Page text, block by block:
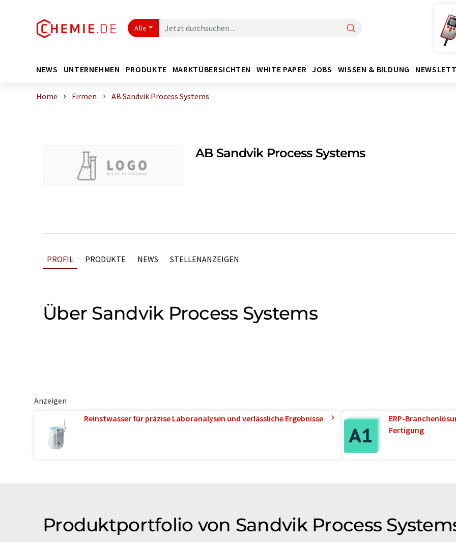
Alle
NEWS UNTERNEHMEN PRODUKTE MARKTÜBERSICHTEN WHITE PAPER JOBS WISSEN & BILDUNG
Home Firmen AB Sandvik Process Systems
AB Sandvik Process Systems
PROFIL PRODUKTE NEWS STELLENANZEIGEN
Über Sandvik Process Systems
Anzeigen
Reinstwasser für präzise Laboranalysen und verlässliche Ergebnisse
ERP-
Fertigung
Produktportfolio von Sandvik Process